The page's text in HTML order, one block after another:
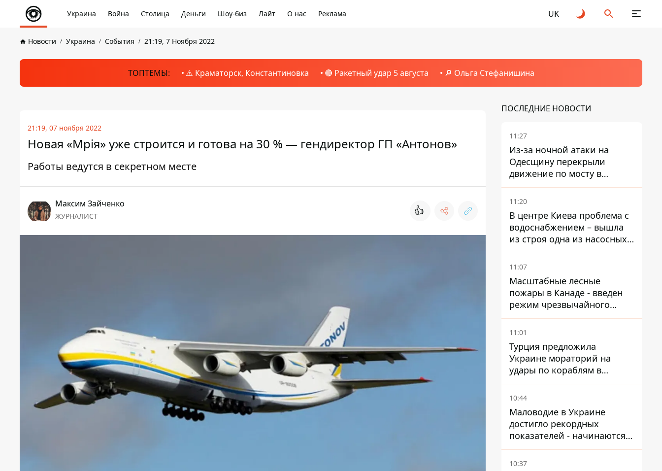
Украина Война Столица Деньги Шоу-биз Лайт О нас Реклама UK
Новости Украина События 21:19, 7 Ноября 2022
ТОПТЕМЫ: ⚠️ Краматорск, Константиновка 🔴 Ракетный удар 5 августа 🔎 Ольга Стефанишина
21:19, 07 ноября 2022
Новая «Мрія» уже строится и готова на 30 % — гендиректор ГП «Антонов»
Работы ведутся в секретном месте
Максим Зайченко
ЖУРНАЛИСТ 👍
ПОСЛЕДНИЕ НОВОСТИ
11:27
Из-за ночной атаки на
Одесщину перекрыли
движение по мосту в
Маяках - подробности от
ГНСУ
11:20
В центре Киева проблема с
водоснабжением – вышла
из строя одна из насосных
станций
11:07
Масштабные лесные
пожары в Канаде - введен
режим чрезвычайного
положения, выехали более
20 тысяч человек
11:01
Турция предложила
Украине мораторий на
удары по кораблям в
Черном море
10:44
Маловодие в Украине
достигло рекордных
показателей - начинаются
ограничения
водоснабжения
10:37